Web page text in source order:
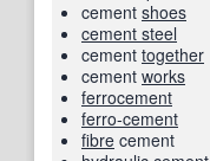
cement shoes
cement steel
cement together
cement works
ferrocement
ferro-cement
fibre cement